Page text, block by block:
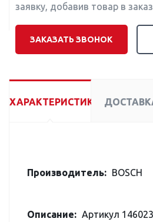
заявку, добавив товар в
ЗАКАЗАТЬ ЗВОНОК
ХАРАКТЕРИСТИКИ
Производитель: BOSCH
Описание: Артикул